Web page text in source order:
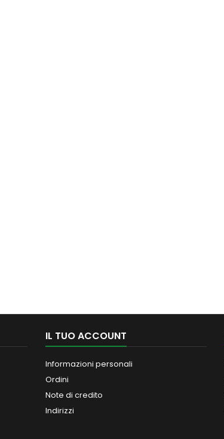
IL TUO ACCOUNT
Informazioni personali
Ordini
Note di credito
Indirizzi